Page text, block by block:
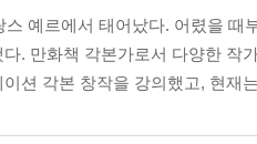
스 예르에서 태어났다. 어렸을
다. 만화책 각본가로서 다양한 작
이션 각본 창작을 강의했고, 현재